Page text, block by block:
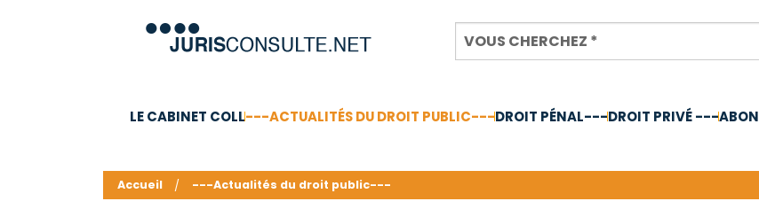
LE CABINET COLL---ACTUALITÉS DU DROIT PUBLIC---DROIT PÉNAL---DROIT PRIVÉ ---
Accueil ---Actualités du droit public---